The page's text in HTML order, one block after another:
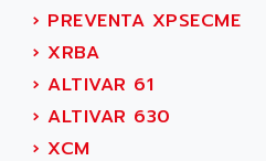
PMC1000
FLEX DRIVE
CEPR
FD-B SERIES
ACS550
ARIES
ARINC
ARIS
ARIS HERION
ARISTO
› PREVENTA XPSECME
› XRBA
› ALTIVAR 61
› ALTIVAR 630
› XCM